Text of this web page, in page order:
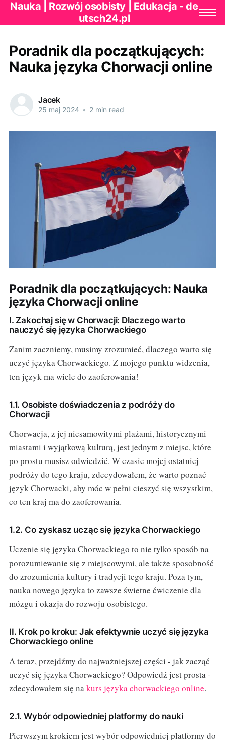
Nauka | Rozwój osobisty | Edukacja - de
utsch24.pl
Poradnik dla początkujących:
Nauka języka Chorwacji online
Jacek
25 maj 2024 • 2 min read
Poradnik dla początkujących: Nauka
języka Chorwacji online
I. Zakochaj się w Chorwacji: Dlaczego warto
nauczyć się języka Chorwackiego
Zanim zaczniemy, musimy zrozumieć, dlaczego warto się
uczyć języka Chorwackiego. Z mojego punktu widzenia,
ten język ma wiele do zaoferowania!
1.1. Osobiste doświadczenia z podróży do
Chorwacji
Chorwacja, z jej niesamowitymi plażami, historycznymi
miastami i wyjątkową kulturą, jest jednym z miejsc, które
po prostu musisz odwiedzić. W czasie mojej ostatniej
podróży do tego kraju, zdecydowałem, że warto poznać
język Chorwacki, aby móc w pełni cieszyć się wszystkim,
co ten kraj ma do zaoferowania.
1.2. Co zyskasz ucząc się języka Chorwackiego
Uczenie się języka Chorwackiego to nie tylko sposób na
porozumiewanie się z miejscowymi, ale także sposobność
do zrozumienia kultury i tradycji tego kraju. Poza tym,
nauka nowego języka to zawsze świetne ćwiczenie dla
mózgu i okazja do rozwoju osobistego.
II. Krok po kroku: Jak efektywnie uczyć się języka
Chorwackiego online
A teraz, przejdźmy do najważniejszej części - jak zacząć
uczyć się języka Chorwackiego? Odpowiedź jest prosta -
zdecydowałem się nakurs języka chorwackiego online.
2.1. Wybór odpowiedniej platformy do nauki
Pierwszym krokiem jest wybór odpowiedniej platformy do